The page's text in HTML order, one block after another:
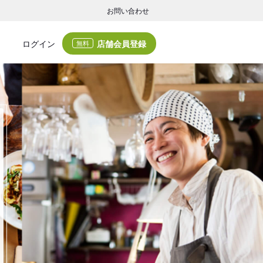
お問い合わせ
ログイン 無料 店舗会員登録
集客・業務支援
グの集客サービスと業務支援サービスで店舗経営の課題解決を支援します。